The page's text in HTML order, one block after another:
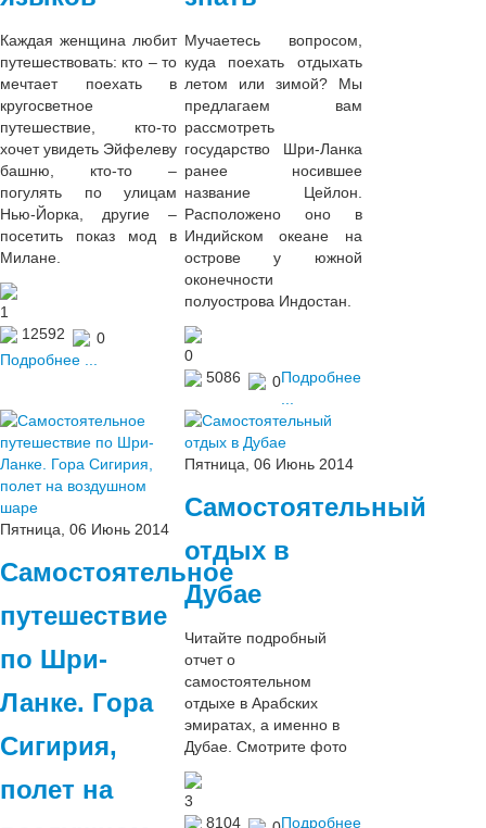
Каждая женщина любит
путешествовать: кто – то
мечтает поехать в
кругосветное
путешествие, кто-то
хочет увидеть Эйфелеву
башню, кто-то –
погулять по улицам
Нью-Йорка, другие –
посетить показ мод в
Милане.
1
12592
0
Подробнее ...
Мучаетесь вопросом,
куда поехать отдыхать
летом или зимой? Мы
предлагаем вам
рассмотреть
государство Шри-Ланка
ранее носившее
название Цейлон.
Расположено оно в
Индийском океане на
острове у южной
оконечности
полуострова Индостан.
0
5086
0Подробнее
Пятница, 06 Июнь 2014
Самостоятельное
путешествие
по Шри-
Ланке. Гора
Сигирия,
полет на
Пятница, 06 Июнь 2014
Самостоятельный
отдых в
Дубае
Читайте подробный
отчет о
самостоятельном
отдыхе в Арабских
эмиратах, а именно в
Дубае. Смотрите фото
3
8104
Подробнее